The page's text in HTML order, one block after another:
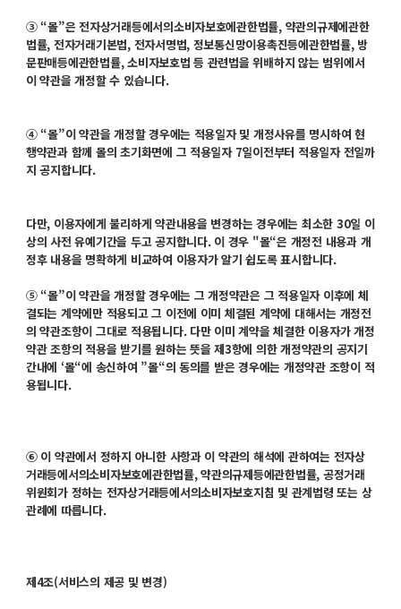
③ “몰”은 전자상거래등에서의소비자보호에관한법률, 약관의규제에관한
법률, 전자거래기본법, 전자서명법, 정보통신망이용촉진등에관한법률, 방
문판매등에관한법률, 소비자보호법 등 관련법을 위배하지 않는 범위에서
이 약관을 개정할 수 있습니다.
④ “몰”이 약관을 개정할 경우에는 적용일자 및 개정사유를 명시하여 현
행약관과 함께 몰의 초기화면에 그 적용일자 7일이전부터 적용일자 전일까
지 공지합니다.
다만, 이용자에게 불리하게 약관내용을 변경하는 경우에는 최소한 30일 이
상의 사전 유예기간을 두고 공지합니다. 이 경우 "몰“은 개정전 내용과 개
정후 내용을 명확하게 비교하여 이용자가 알기 쉽도록 표시합니다.
⑤ “몰”이 약관을 개정할 경우에는 그 개정약관은 그 적용일자 이후에 체
결되는 계약에만 적용되고 그 이전에 이미 체결된 계약에 대해서는 개정전
의 약관조항이 그대로 적용됩니다. 다만 이미 계약을 체결한 이용자가 개정
약관 조항의 적용을 받기를 원하는 뜻을 제3항에 의한 개정약관의 공지기
간내에 ‘몰“에 송신하여 ”몰“의 동의를 받은 경우에는 개정약관 조항이 적
용됩니다.
⑥ 이 약관에서 정하지 아니한 사항과 이 약관의 해석에 관하여는 전자상
거래등에서의소비자보호에관한법률, 약관의규제등에관한법률, 공정거래
위원회가 정하는 전자상거래등에서의소비자보호지침 및 관계법령 또는 상
관례에 따릅니다.
제4조(서비스의 제공 및 변경)